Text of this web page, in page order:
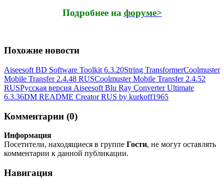
Подробнее на форуме>
Похожие новости
Aiseesoft BD Software Toolkit 6.3.20String TransformerCoolmuster
Mobile Transfer 2.4.48 RUSCoolmuster Mobile Transfer 2.4.52
RUSРусская версия Aiseesoft Blu Ray Converter Ultimate
6.3.36DM README Creator RUS by kurkoff1965
Комментарии (0)
Информация
Посетители, находящиеся в группе Гости, не могут оставлять
комментарии к данной публикации.
Навигация